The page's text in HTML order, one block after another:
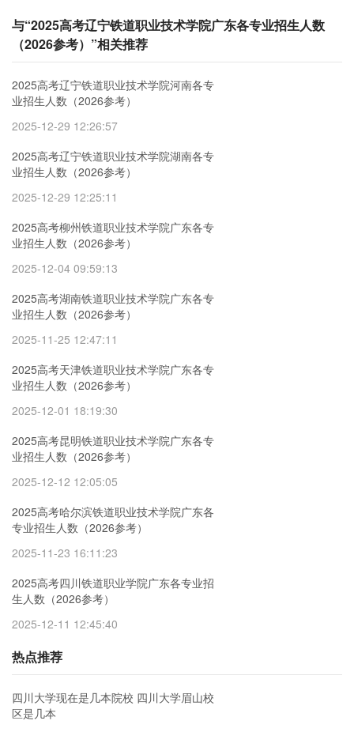
与“2025高考辽宁铁道职业技术学院广东各专业招生人数
（2026参考）”相关推荐
2025高考辽宁铁道职业技术学院河南各专
业招生人数（2026参考）
2025-12-29 12:26:57
2025高考辽宁铁道职业技术学院湖南各专
业招生人数（2026参考）
2025-12-29 12:25:11
2025高考柳州铁道职业技术学院广东各专
业招生人数（2026参考）
2025-12-04 09:59:13
2025高考湖南铁道职业技术学院广东各专
业招生人数（2026参考）
2025-11-25 12:47:11
2025高考天津铁道职业技术学院广东各专
业招生人数（2026参考）
2025-12-01 18:19:30
2025高考昆明铁道职业技术学院广东各专
业招生人数（2026参考）
2025-12-12 12:05:05
2025高考哈尔滨铁道职业技术学院广东各
专业招生人数（2026参考）
2025-11-23 16:11:23
2025高考四川铁道职业学院广东各专业招
生人数（2026参考）
2025-12-11 12:45:40
热点推荐
四川大学现在是几本院校 四川大学眉山校
区是几本